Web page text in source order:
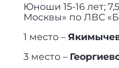
Юноши 15-16 лет;
Москвы» по ЛВС
1 место –
3 место –